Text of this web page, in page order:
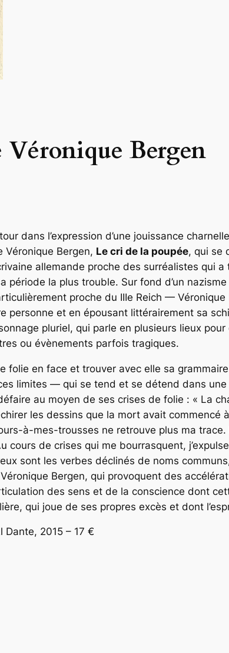
Véronique Bergen
dans l’expression d’une jouissance
Bergen, Le cri de la poupée, qui se
allemande proche des surréalistes qui
période la plus trouble. Sur fond d’un
proche du IIIe Reich —
personne et en épousant littérairement sa
pluriel, qui parle en plusieurs lieux
ou évènements parfois tragiques.
folie en face et trouver avec elle sa
limites — qui se tend et se détend dans
au moyen de ses crises de folie : « La
les dessins que la mort avait commencé
à-mes-trousses ne retrouve plus ma trace.
de crises qui me bourrasquent, j’expulse
sont les verbes déclinés de noms
Bergen, qui provoquent des
des sens et de la conscience dont
qui joue de ses propres excès et dont
Dante, 2015 – 17 €